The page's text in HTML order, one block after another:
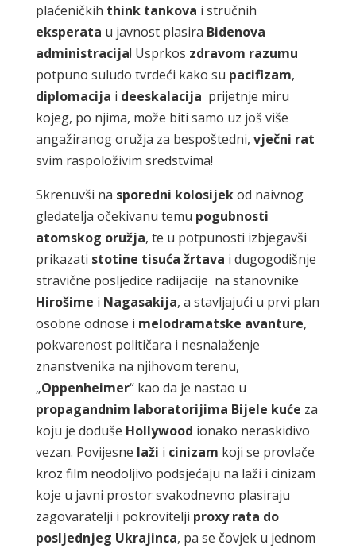
plaćeničkih think tankova i stručnih
eksperata u javnost plasira Bidenova
administracija! Usprkos zdravom razumu
potpuno suludo tvrdeći kako su pacifizam,
diplomacija i deeskalacija prijetnje miru
kojeg, po njima, može biti samo uz još više
angažiranog oružja za bespoštedni, vječni rat
svim raspoloživim sredstvima!
Skrenuvši na sporedni kolosijekod naivnog
gledatelja očekivanu temu pogubnosti
atomskog oružja, te u potpunosti izbjegavši
prikazati stotine tisuća žrtava i dugogodišnje
stravične posljedice radijacije na stanovnike
Hirošime i Nagasakija, a stavljajući u prvi plan
osobne odnose i melodramatske avanture,
pokvarenost političara i nesnalaženje
znanstvenika na njihovom terenu,
„Oppenheimer“ kao da je nastao u
propagandnim laboratorijima Bijele kuće za
koju je doduše Hollywood ionako neraskidivo
vezan. Povijesne laži i cinizam koji se provlače
kroz film neodoljivo podsjećaju na laži i cinizam
koje u javni prostor svakodnevno plasiraju
zagovaratelji i pokrovitelji proxy rata do
posljednjeg Ukrajinca, pa se čovjek u jednom